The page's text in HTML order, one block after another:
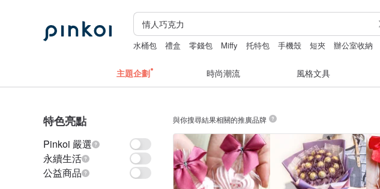
水桶包 禮盒 零錢包 Miffy 托特包 手機殼 短夾 辦公室收納
主題企劃 時尚潮流 風格文具
特色亮點
Pinkoi 嚴選
永續生活
公益商品
與你搜尋結果相關的推廣品牌